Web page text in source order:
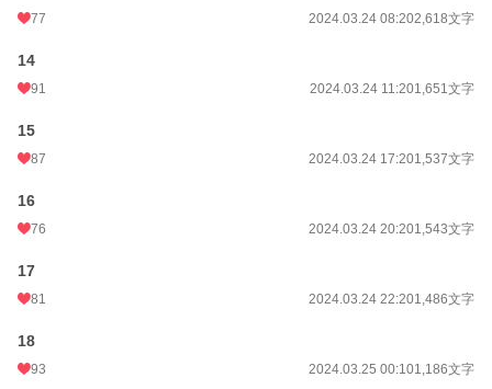
77 2024.03.24 08:202,618文字
14
91 2024.03.24 11:201,651文字
15
87 2024.03.24 17:201,537文字
16
76 2024.03.24 20:201,543文字
17
81 2024.03.24 22:201,486文字
18
93 2024.03.25 00:101,186文字